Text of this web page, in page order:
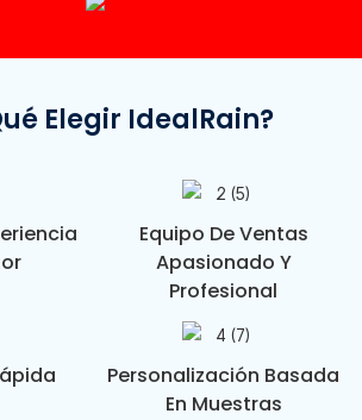
Elegir IdealRain?
Equipo De Ventas
Apasionado Y
Profesional
Personalización Basada
En Muestras